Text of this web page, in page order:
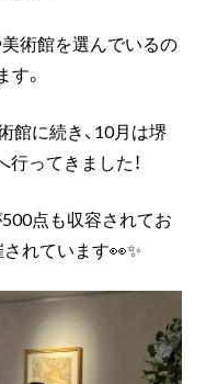
術館を選んでいるの
。
館に続き、10月は堺
ってきました！
点も収容されてお
れています👀✨